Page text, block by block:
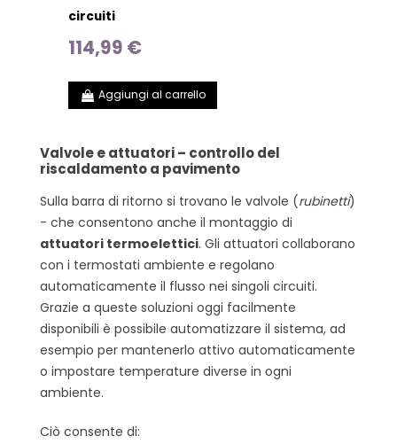
circuiti
114,99 €
Aggiungi al carrello
Valvole e attuatori – controllo del
riscaldamento a pavimento
Sulla barra di ritorno si trovano le valvole (rubinetti)
- che consentono anche il montaggio di
attuatori termoelettici. Gli attuatori collaborano
con i termostati ambiente e regolano
automaticamente il flusso nei singoli circuiti.
Grazie a queste soluzioni oggi facilmente
disponibili è possibile automatizzare il sistema, ad
esempio per mantenerlo attivo automaticamente
o impostare temperature diverse in ogni
ambiente.
Ciò consente di: